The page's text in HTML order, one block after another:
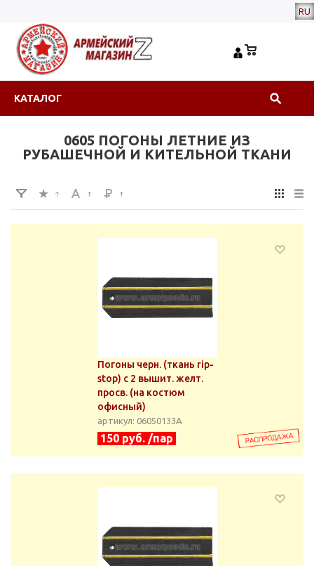
RU
КАТАЛОГ
0605 ПОГОНЫ ЛЕТНИЕ ИЗ
РУБАШЕЧНОЙ И КИТЕЛЬНОЙ ТКАНИ
Погоны черн. (ткань rip-
stop) с 2 вышит. желт.
просв. (на костюм
офисный)
артикул: 06050133А
150 руб. /пар